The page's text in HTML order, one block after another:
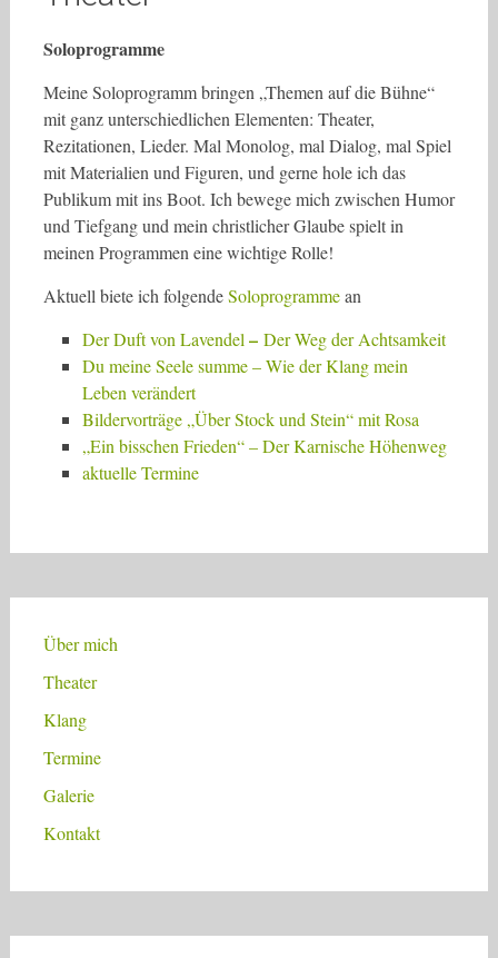
Soloprogramme
Meine Soloprogramm bringen „Themen auf die Bühne“
mit ganz unterschiedlichen Elementen: Theater,
Rezitationen, Lieder. Mal Monolog, mal Dialog, mal Spiel
mit Materialien und Figuren, und gerne hole ich das
Publikum mit ins Boot. Ich bewege mich zwischen Humor
und Tiefgang und mein christlicher Glaube spielt in
meinen Programmen eine wichtige Rolle!
Aktuell biete ich folgendeSoloprogrammean
Der Duft von Lavendel – Der Weg der Achtsamkeit
Du meine Seele summe – Wie der Klang mein
Leben verändert
Bildervorträge „Über Stock und Stein“ mit Rosa
„Ein bisschen Frieden“ – Der Karnische Höhenweg
aktuelle Termine
Über mich
Theater
Klang
Termine
Galerie
Kontakt